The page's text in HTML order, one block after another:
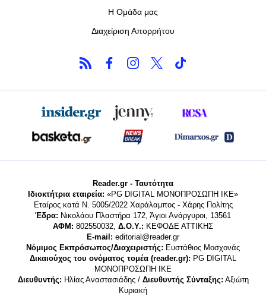
Η Ομάδα μας
Διαχείριση Απορρήτου
Reader.gr - Ταυτότητα
Ιδιοκτήτρια εταιρεία: «PG DIGITAL MONΟΠΡΟΣΩΠΗ ΙΚΕ»
Εταίρος κατά Ν. 5005/2022 Χαράλαμπος - Χάρης Πολίτης
Έδρα: Νικολάου Πλαστήρα 172, Άγιοι Ανάργυροι, 13561
ΑΦΜ: 802550032, Δ.Ο.Υ.: ΚΕΦΟΔΕ ΑΤΤΙΚΗΣ
E-mail: editorial@reader.gr
Νόμιμος Εκπρόσωπος/Διαχειριστής: Ευστάθιος Μοσχονάς
Δικαιούχος του ονόματος τομέα (reader.gr): PG DIGITAL
MONΟΠΡΟΣΩΠΗ ΙΚΕ
Διευθυντής: Ηλίας Αναστασιάδης / Διευθυντής Σύνταξης: Αξιώτη
Κυριακή